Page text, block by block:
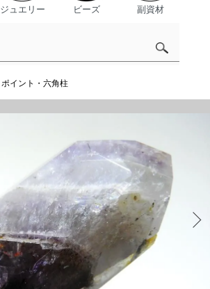
ジュエリー ビーズ 副資材
ポイント・六角柱